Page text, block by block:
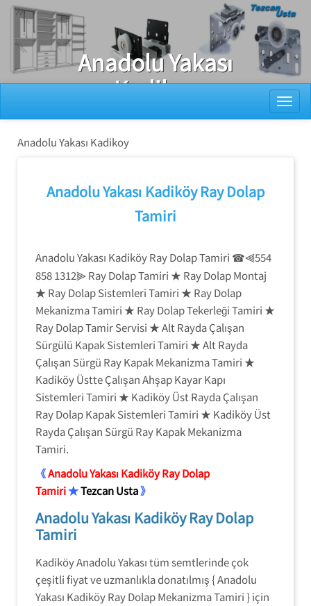
Ray Dolap Tamiri
Anadolu Yakası
Kadikoy
Anadolu Yakası Kadikoy
Anadolu Yakası Kadiköy Ray Dolap
Tamiri
Anadolu Yakası Kadiköy Ray Dolap Tamiri ☎⫷554
858 1312⫸ Ray Dolap Tamiri ★ Ray Dolap Montaj
★ Ray Dolap Sistemleri Tamiri ★ Ray Dolap
Mekanizma Tamiri ★ Ray Dolap Tekerleği Tamiri ★
Ray Dolap Tamir Servisi ★ Alt Rayda Çalışan
Sürgülü Kapak Sistemleri Tamiri ★ Alt Rayda
Çalışan Sürgü Ray Kapak Mekanizma Tamiri ★
Kadiköy Üstte Çalışan Ahşap Kayar Kapı
Sistemleri Tamiri ★ Kadiköy Üst Rayda Çalışan
Ray Dolap Kapak Sistemleri Tamiri ★ Kadiköy Üst
Rayda Çalışan Sürgü Ray Kapak Mekanizma
Tamiri.
《Anadolu Yakası Kadiköy Ray Dolap
Tamiri★Tezcan Usta》
Anadolu Yakası Kadiköy Ray Dolap
Tamiri
Kadiköy Anadolu Yakası tüm semtlerinde çok
çeşitli fiyat ve uzmanlıkla donatılmış { Anadolu
Yakası Kadiköy Ray Dolap Mekanizma Tamiri } için